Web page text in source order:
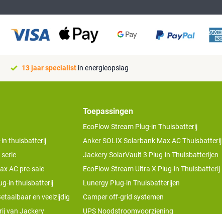
13 jaar specialist in energieopslag
in thuisbatterij
serie
AC pre-sale
in thuisbatterij
en veelzijdig
van Jackery
Toepassingen
EcoFlow Stream Plug-in Thuisbatterij
Anker SOLIX Solarbank Max AC Thuisbatterij
Jackery SolarVault 3 Plug-in Thuisbatterijen
EcoFlow Stream Ultra X Plug-in Thuisbatterij
Lunergy Plug-in Thuisbatterijen
Camper off-grid systemen
UPS Noodstroomvoorziening